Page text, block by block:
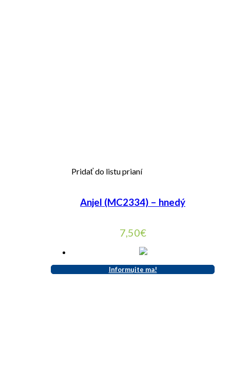
Pridať do listu prianí
Anjel (MC2334) – hnedý
7,50€
Informujte ma!